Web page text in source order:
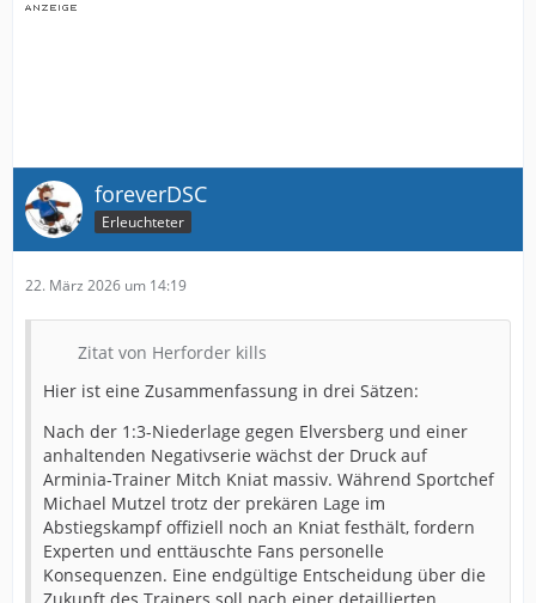
foreverDSC
Erleuchteter
22. März 2026 um 14:19
Zitat von Herforder kills
Hier ist eine Zusammenfassung in drei Sätzen:
Nach der 1:3-Niederlage gegen Elversberg und einer
anhaltenden Negativserie wächst der Druck auf
Arminia-Trainer Mitch Kniat massiv. Während Sportchef
Michael Mutzel trotz der prekären Lage im
Abstiegskampf offiziell noch an Kniat festhält, fordern
Experten und enttäuschte Fans personelle
Konsequenzen. Eine endgültige Entscheidung über die